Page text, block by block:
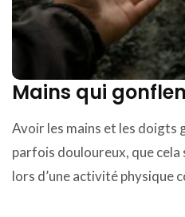
Mains qui
Avoir les mains et les doigts
parfois douloureux, que
lors d’une activité physique